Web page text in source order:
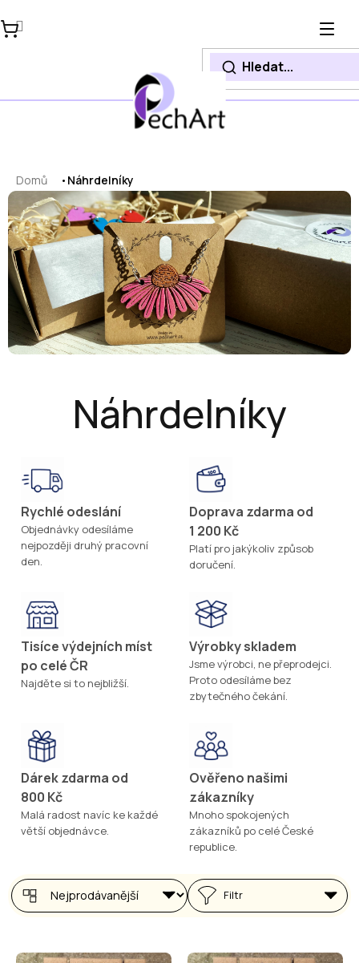
na
obsah
Domů Náhrdelníky
Náhrdelníky
Rychlé odeslání
Objednávky odesíláme
nejpozději druhý pracovní
den.
Doprava zdarma od
1 200 Kč
Platí pro jakýkoliv způsob
doručení.
Tisíce výdejních míst
po celé ČR
Najděte si to nejbližší.
Výrobky skladem
Jsme výrobci, ne přeprodejci.
Proto odesíláme bez
zbytečného čekání.
Dárek zdarma od
800 Kč
Malá radost navíc ke každé
větší objednávce.
Ověřeno našimi
zákazníky
Mnoho spokojených
zákazníků po celé České
republice.
Filtr
V